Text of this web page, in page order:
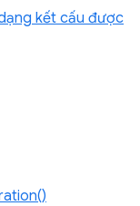
kết cấu được